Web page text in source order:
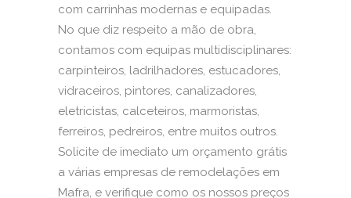
com carrinhas modernas e equipadas.
No que diz respeito a mão de obra,
contamos com equipas multidisciplinares:
carpinteiros, ladrilhadores, estucadores,
vidraceiros, pintores, canalizadores,
eletricistas, calceteiros, marmoristas,
ferreiros, pedreiros, entre muitos outros.
Solicite de imediato um orçamento grátis
a várias empresas de remodelações em
Mafra, e verifique como os nossos preços